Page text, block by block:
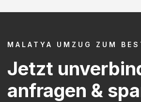
MALATYA UMZUG ZUM
Jetzt
anfragen &